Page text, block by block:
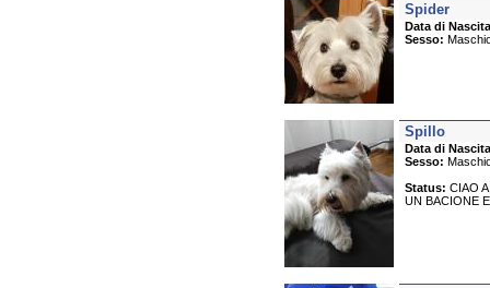
Spider
Data di
Sesso:
Spillo
Data di
Sesso:
Status: CIAO
UN BACIONE